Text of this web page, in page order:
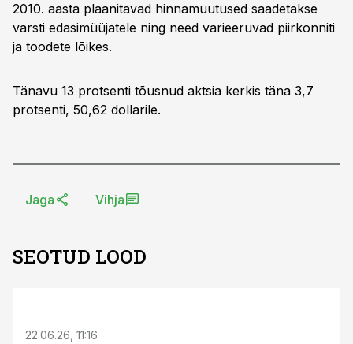
2010. aasta plaanitavad hinnamuutused saadetakse
varsti edasimüüjatele ning need varieeruvad piirkonniti
ja toodete lõikes.
Tänavu 13 protsenti tõusnud aktsia kerkis täna 3,7
protsenti, 50,62 dollarile.
Jaga Vihja
SEOTUD LOOD
22.06.26, 11:16